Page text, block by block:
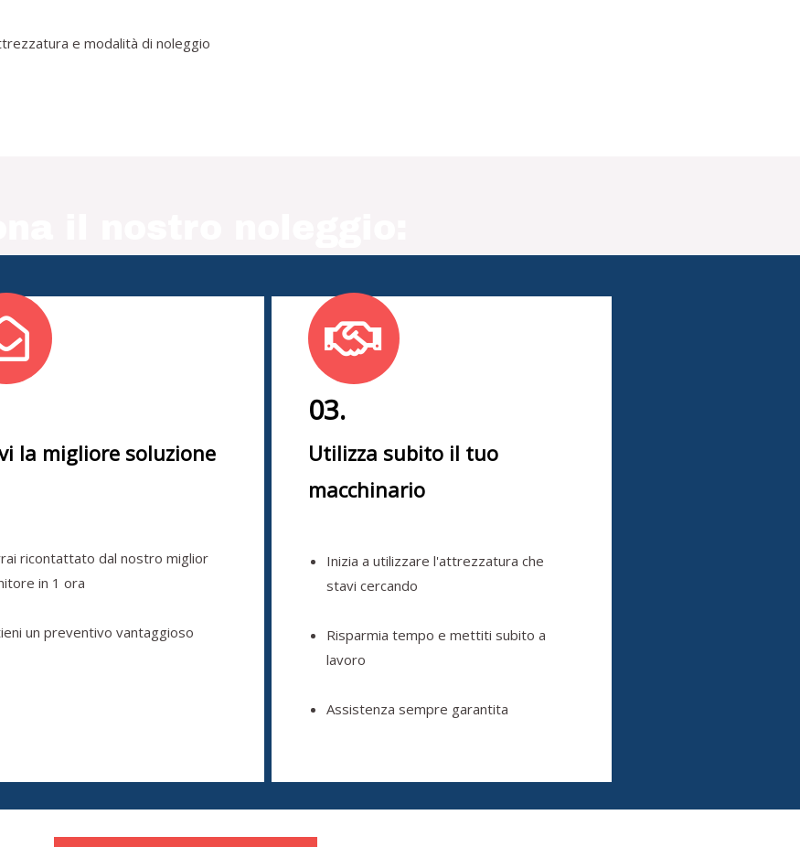
e modalità di noleggio
la migliore soluzione
ricontattato dal nostro miglior
in 1 ora
un preventivo vantaggioso
03.
Utilizza subito il tuo
macchinario
Inizia a utilizzare l'attrezzatura che
stavi cercando
Risparmia tempo e mettiti subito a
lavoro
Assistenza sempre garantita